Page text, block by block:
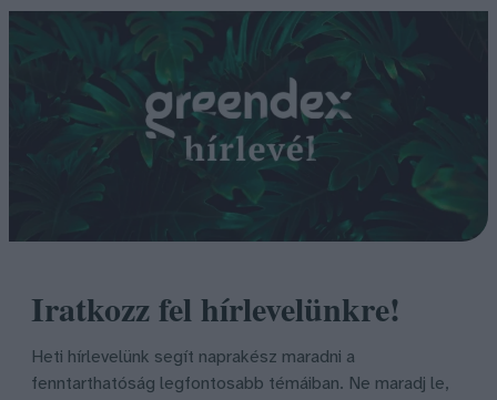
Iratkozz fel hírlevelünkre!
Heti hírlevelünk segít naprakész maradni a
fenntarthatóság legfontosabb témáiban. Ne maradj le,